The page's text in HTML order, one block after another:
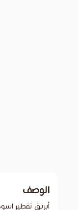
الوصف
أبريق تقطير